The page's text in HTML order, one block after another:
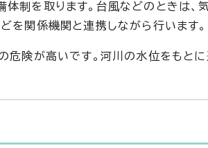
制を取ります。台風などのときは、
を関係機関と連携しながら行います。
険が高いです。河川の水位をもと